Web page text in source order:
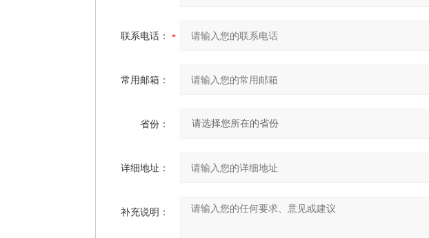
联系电话：
常用邮箱：
省份：
详细地址：
补充说明：